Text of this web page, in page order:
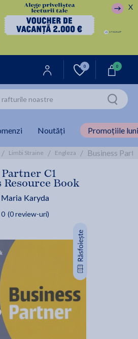
X
0 0
Noutăți Promoțiile
/ Limbi Straine / Engleza / Business
C1
Resource Book
Maria Karyda
0 (0 review-uri)